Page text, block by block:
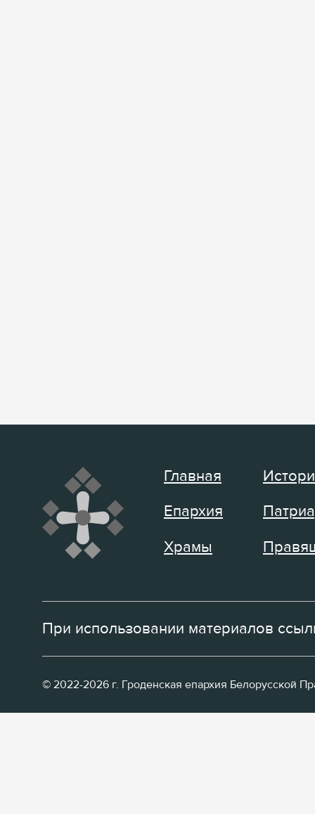
Главная
Епархия
Храмы
При использовании материалов
© 2022-2026 г. Гроденская епархия Белорусской